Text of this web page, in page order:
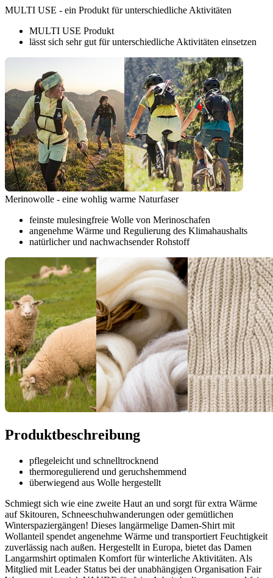
MULTI USE - ein Produkt für unterschiedliche Aktivitäten
MULTI USE Produkt
lässt sich sehr gut für unterschiedliche Aktivitäten einsetzen
Merinowolle - eine wohlig warme Naturfaser
feinste mulesingfreie Wolle von Merinoschafen
angenehme Wärme und Regulierung des Klimahaushalts
natürlicher und nachwachsender Rohstoff
Produktbeschreibung
pflegeleicht und schnelltrocknend
thermoregulierend und geruchshemmend
überwiegend aus Wolle hergestellt
Schmiegt sich wie eine zweite Haut an und sorgt für extra Wärme
auf Skitouren, Schneeschuhwanderungen oder gemütlichen
Winterspaziergängen! Dieses langärmelige Damen-Shirt mit
Wollanteil spendet angenehme Wärme und transportiert Feuchtigkeit
zuverlässig nach außen. Hergestellt in Europa, bietet das Damen
Langarmshirt optimalen Komfort für winterliche Aktivitäten. Als
Mitglied mit Leader Status bei der unabhängigen Organisation Fair